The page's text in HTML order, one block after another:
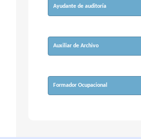
Ayudante de auditoría
Auxiliar de Archivo
Formador Ocupacional